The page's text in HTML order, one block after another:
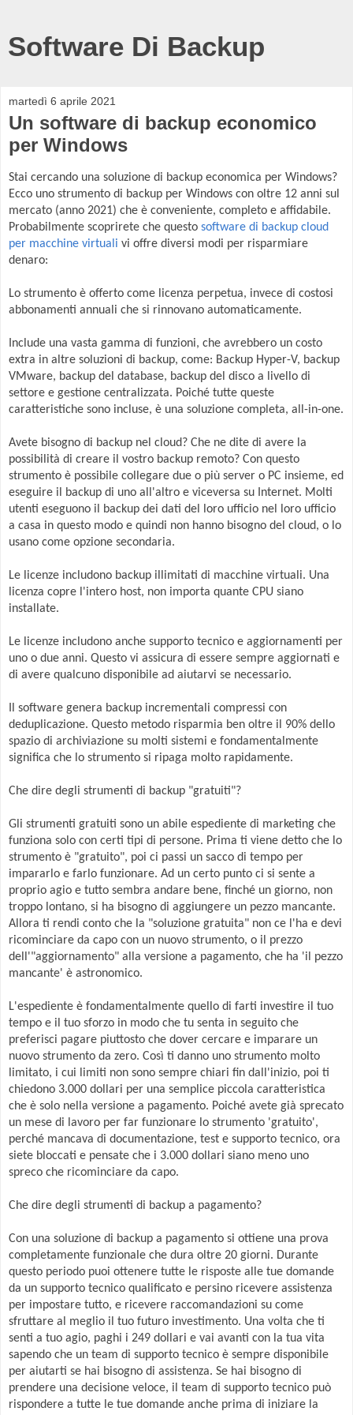
Software Di Backup
martedì 6 aprile 2021
Un software di backup economico
per Windows
Stai cercando una soluzione di backup economica per Windows?
Ecco uno strumento di backup per Windows con oltre 12 anni sul
mercato (anno 2021) che è conveniente, completo e affidabile.
Probabilmente scoprirete che questo software di backup cloud
per macchine virtuali vi offre diversi modi per risparmiare
denaro:
Lo strumento è offerto come licenza perpetua, invece di costosi
abbonamenti annuali che si rinnovano automaticamente.
Include una vasta gamma di funzioni, che avrebbero un costo
extra in altre soluzioni di backup, come: Backup Hyper-V, backup
VMware, backup del database, backup del disco a livello di
settore e gestione centralizzata. Poiché tutte queste
caratteristiche sono incluse, è una soluzione completa, all-in-one.
Avete bisogno di backup nel cloud? Che ne dite di avere la
possibilità di creare il vostro backup remoto? Con questo
strumento è possibile collegare due o più server o PC insieme, ed
eseguire il backup di uno all'altro e viceversa su Internet. Molti
utenti eseguono il backup dei dati del loro ufficio nel loro ufficio
a casa in questo modo e quindi non hanno bisogno del cloud, o lo
usano come opzione secondaria.
Le licenze includono backup illimitati di macchine virtuali. Una
licenza copre l'intero host, non importa quante CPU siano
installate.
Le licenze includono anche supporto tecnico e aggiornamenti per
uno o due anni. Questo vi assicura di essere sempre aggiornati e
di avere qualcuno disponibile ad aiutarvi se necessario.
Il software genera backup incrementali compressi con
deduplicazione. Questo metodo risparmia ben oltre il 90% dello
spazio di archiviazione su molti sistemi e fondamentalmente
significa che lo strumento si ripaga molto rapidamente.
Che dire degli strumenti di backup "gratuiti"?
Gli strumenti gratuiti sono un abile espediente di marketing che
funziona solo con certi tipi di persone. Prima ti viene detto che lo
strumento è "gratuito", poi ci passi un sacco di tempo per
impararlo e farlo funzionare. Ad un certo punto ci si sente a
proprio agio e tutto sembra andare bene, finché un giorno, non
troppo lontano, si ha bisogno di aggiungere un pezzo mancante.
Allora ti rendi conto che la "soluzione gratuita" non ce l'ha e devi
ricominciare da capo con un nuovo strumento, o il prezzo
dell'"aggiornamento" alla versione a pagamento, che ha 'il pezzo
mancante' è astronomico.
L'espediente è fondamentalmente quello di farti investire il tuo
tempo e il tuo sforzo in modo che tu senta in seguito che
preferisci pagare piuttosto che dover cercare e imparare un
nuovo strumento da zero. Così ti danno uno strumento molto
limitato, i cui limiti non sono sempre chiari fin dall'inizio, poi ti
chiedono 3.000 dollari per una semplice piccola caratteristica
che è solo nella versione a pagamento. Poiché avete già sprecato
un mese di lavoro per far funzionare lo strumento 'gratuito',
perché mancava di documentazione, test e supporto tecnico, ora
siete bloccati e pensate che i 3.000 dollari siano meno uno
spreco che ricominciare da capo.
Che dire degli strumenti di backup a pagamento?
Con una soluzione di backup a pagamento si ottiene una prova
completamente funzionale che dura oltre 20 giorni. Durante
questo periodo puoi ottenere tutte le risposte alle tue domande
da un supporto tecnico qualificato e persino ricevere assistenza
per impostare tutto, e ricevere raccomandazioni su come
sfruttare al meglio il tuo futuro investimento. Una volta che ti
senti a tuo agio, paghi i 249 dollari e vai avanti con la tua vita
sapendo che un team di supporto tecnico è sempre disponibile
per aiutarti se hai bisogno di assistenza. Se hai bisogno di
prendere una decisione veloce, il team di supporto tecnico può
rispondere a tutte le tue domande anche prima di iniziare la